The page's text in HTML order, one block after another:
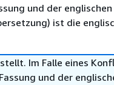
und der englischen
ist die
Im Falle eines
und der